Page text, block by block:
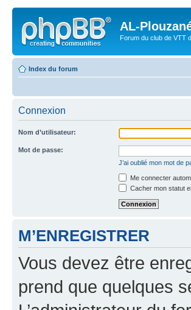
AL-
Forum du club de VTT
Index du forum
Connexion
Nom d’utilisateur:
Mot de passe:
J’ai oublié mon mot de
Me connecter
Cacher mon statut
M’ENREGISTRER
Vous devez être
prend que quelques